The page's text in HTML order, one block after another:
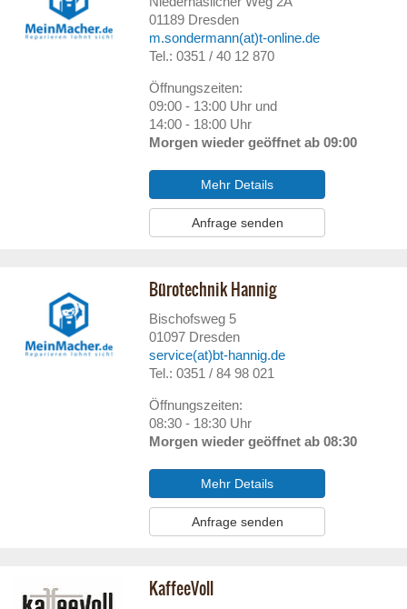
01189 Dresden
m.sondermann(at)t-online.de
Tel.: 0351 / 40 12 870
Öffnungszeiten:
09:00 - 13:00 Uhr und
14:00 - 18:00 Uhr
Morgen wieder geöffnet ab 09:00
Mehr Details
Anfrage senden
Bürotechnik Hannig
Bischofsweg 5
01097 Dresden
service(at)bt-hannig.de
Tel.: 0351 / 84 98 021
Öffnungszeiten:
08:30 - 18:30 Uhr
Morgen wieder geöffnet ab 08:30
Mehr Details
Anfrage senden
KaffeeVoll